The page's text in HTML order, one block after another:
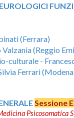
(Ferrara)
(Reggio
culturale -
Ferrari
Sessione
Psicosomatica